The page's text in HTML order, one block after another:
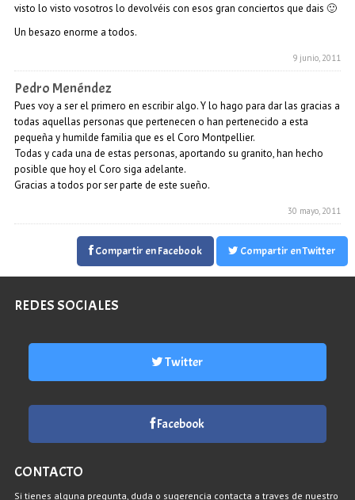
visto lo visto vosotros lo devolvéis con esos gran conciertos que dais 🙂
Un besazo enorme a todos.
9 junio, 2011
Pedro Menéndez
Pues voy a ser el primero en escribir algo. Y lo hago para dar las gracias a
todas aquellas personas que pertenecen o han pertenecido a esta
pequeña y humilde familia que es el Coro Montpellier.
Todas y cada una de estas personas, aportando su granito, han hecho
posible que hoy el Coro siga adelante.
Gracias a todos por ser parte de este sueño.
30 mayo, 2011
Compartir en Facebook Compartir en Twitter
REDES SOCIALES
Twitter
Facebook
CONTACTO
Si tienes alguna pregunta, duda o sugerencia contacta a traves de nuestro